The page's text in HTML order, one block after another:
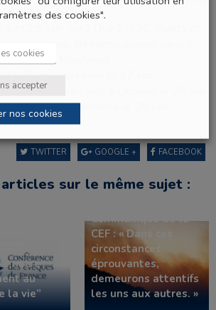
le groupe Exultate
du Pays Houdanais :
St-Pierre-aux-Liens à Orgerus le 28 juin
St-Martin à Bourdonné le 29 juin
FACEBOOK
GOOGLE +
TWITTER
sur le même sujet :
notre
au
la vie”
Communiqué de la
CEF : « Dans ces
circonstances
éprouvantes,
demeurons attentifs
les uns aux autres. »
des cookies".
cookies
accepter
nos cookies